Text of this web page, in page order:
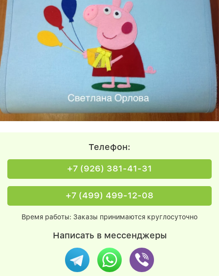
Телефон:
+7 (926) 381-41-31
+7 (499) 499-12-08
Время работы: Заказы принимаются круглосуточно
Написать в мессенджеры